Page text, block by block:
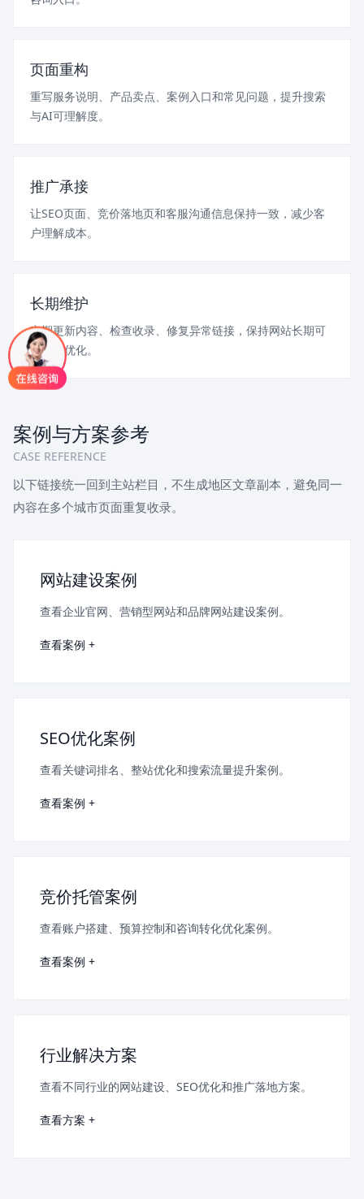
页面重构
重写服务说明、产品卖点、案例入口和常见问题，提升搜索
与AI可理解度。
推广承接
让SEO页面、竞价落地页和客服沟通信息保持一致，减少客
户理解成本。
长期维护
定期更新内容、检查收录、修复异常链接，保持网站长期可
用和可优化。
案例与方案参考
CASE REFERENCE
以下链接统一回到主站栏目，不生成地区文章副本，避免同一
内容在多个城市页面重复收录。
网站建设案例
查看企业官网、营销型网站和品牌网站建设案例。
查看案例 +
SEO优化案例
查看关键词排名、整站优化和搜索流量提升案例。
查看案例 +
竞价托管案例
查看账户搭建、预算控制和咨询转化优化案例。
查看案例 +
行业解决方案
查看不同行业的网站建设、SEO优化和推广落地方案。
查看方案 +